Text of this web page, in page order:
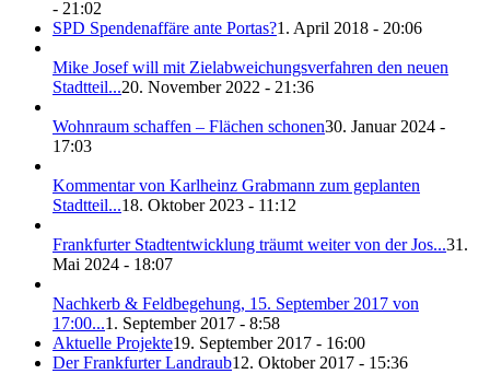
- 21:02
SPD Spendenaffäre ante Portas?1. April 2018 - 20:06
Mike Josef will mit Zielabweichungsverfahren den neuen
Stadtteil...20. November 2022 - 21:36
Wohnraum schaffen – Flächen schonen30. Januar 2024 -
17:03
Kommentar von Karlheinz Grabmann zum geplanten
Stadtteil...18. Oktober 2023 - 11:12
Frankfurter Stadtentwicklung träumt weiter von der Jos...31.
Mai 2024 - 18:07
Nachkerb & Feldbegehung, 15. September 2017 von
17:00...1. September 2017 - 8:58
Aktuelle Projekte19. September 2017 - 16:00
Der Frankfurter Landraub12. Oktober 2017 - 15:36